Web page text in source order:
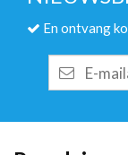
En ontvang
mailadres